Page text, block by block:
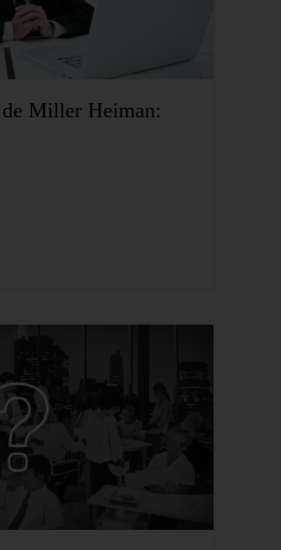
de Miller Heiman: